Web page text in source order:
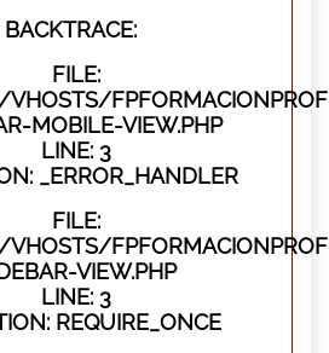
BACKTRACE:
FILE:
MOBILE-VIEW.PHP
LINE: 3
_ERROR_HANDLER
FILE:
VIEW.PHP
LINE: 3
REQUIRE_ONCE